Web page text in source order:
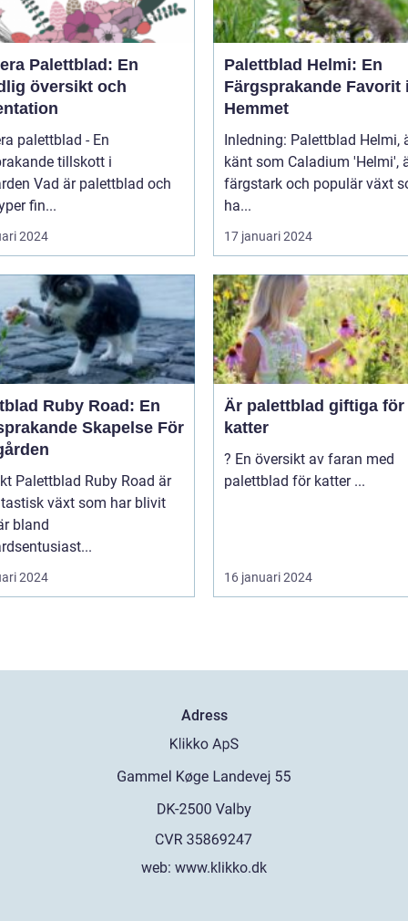
Palettblad: En
översikt och
palettblad - En
tillskott i
och
fin...
2024
Palettblad Helmi: En
Färgsprakande Favorit
Hemmet
Inledning: Palettblad Helmi,
känt som Caladium 'Helmi',
färgstark och populär växt
ha...
17 januari 2024
Ruby Road: En
Skapelse För
är
växt som har blivit
bland
2024
Är palettblad giftiga för
katter
? En översikt av faran med
palettblad för katter ...
16 januari 2024
Adress
web: www.klikko.dk